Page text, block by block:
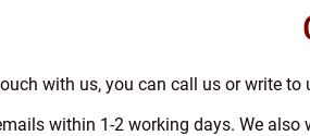
with us, you can call us or write to
within 1-2 working days. We